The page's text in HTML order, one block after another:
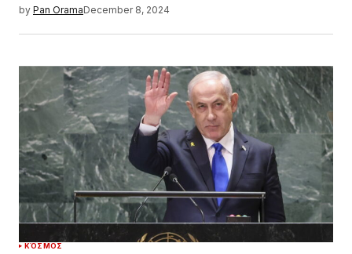
by Pan OramaDecember 8, 2024
ΚΌΣΜΟΣ